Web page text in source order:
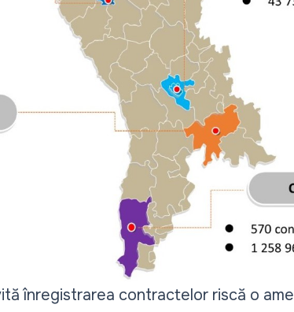
înregistrarea contractelor riscă o